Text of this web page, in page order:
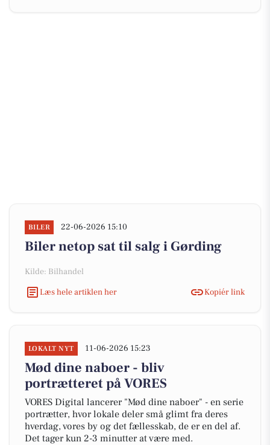
BILER 22-06-2026 15:10
Biler netop sat til salg i Gørding
Kilde: Bilhandel
Læs hele artiklen her
Kopiér link
LOKALT NYT 11-06-2026 15:23
Mød dine naboer - bliv
portrætteret på VORES
VORES Digital lancerer "Mød dine naboer" - en serie
portrætter, hvor lokale deler små glimt fra deres
hverdag, vores by og det fællesskab, de er en del af.
Det tager kun 2-3 minutter at være med.